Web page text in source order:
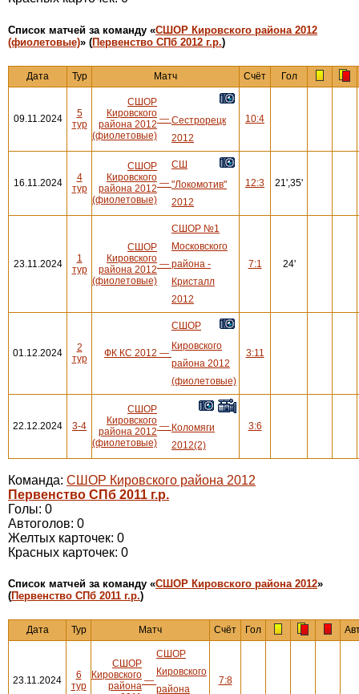
Cписок матчей за команду «СШОР Кировского района 2012
(фиолетовые)» (Первенство СПб 2012 г.р.)
Дата Тур Матч Счёт Гол
09.11.2024
5
тур
СШОР
Кировского
района 2012
(фиолетовые)
— Сестрорецк
2012
10:4
16.11.2024
4
тур
СШОР
Кировского
района 2012
(фиолетовые)
—
СШ
"Локомотив"
2012
12:3 21',35'
23.11.2024
1
тур
СШОР
Кировского
района 2012
(фиолетовые)
—
СШОР №1
Московского
района -
Кристалл
2012
7:1 24'
01.12.2024
2
тур
ФК КС 2012 —
СШОР
Кировского
района 2012
(фиолетовые)
3:11
22.12.2024 3-4
СШОР
Кировского
района 2012
(фиолетовые)
— Коломяги
2012(2)
3:6
Команда: СШОР Кировского района 2012
Первенство СПб 2011 г.р.
Голы: 0
Автоголов: 0
Желтых карточек: 0
Красных карточек: 0
Cписок матчей за команду «СШОР Кировского района 2012»
(Первенство СПб 2011 г.р.)
Дата Тур Матч Счёт Гол
23.11.2024
6
тур
СШОР
Кировского
района —
СШОР
Кировского
района
7:8